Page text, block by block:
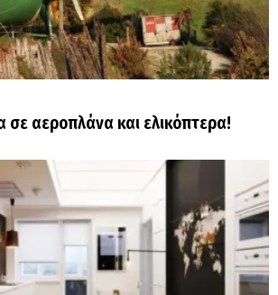
σε αεροπλάνα και ελικόπτερα!